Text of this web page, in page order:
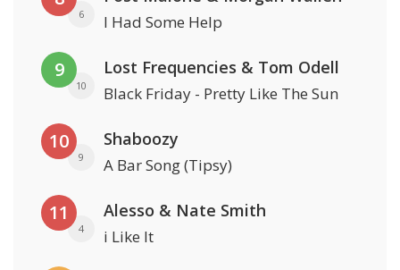
6 I Had Some Help
9
10
Lost Frequencies & Tom Odell
Black Friday - Pretty Like The Sun
10
9
Shaboozy
A Bar Song (Tipsy)
11
4
Alesso & Nate Smith
i Like It